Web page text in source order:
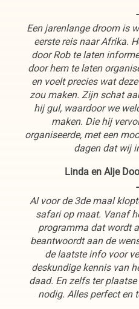
Een jarenlange droom is
eerste reis naar Afrika.
door Rob te laten
door hem te laten
en voelt precies wat
zou maken. Zijn schat
hij gul, waardoor we
maken. Die hij
organiseerde, met een
dagen dat wij
Linda en Alje
Al voor de 3de maal
safari op maat. Vanaf
programma dat wordt
beantwoordt aan de
de laatste info voor
deskundige kennis van
daad. En zelfs ter
nodig. Alles perfect en